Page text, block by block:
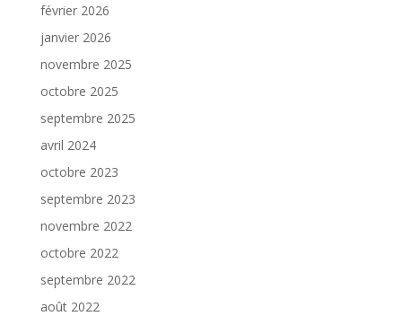
février 2026
janvier 2026
novembre 2025
octobre 2025
septembre 2025
avril 2024
octobre 2023
septembre 2023
novembre 2022
octobre 2022
septembre 2022
août 2022